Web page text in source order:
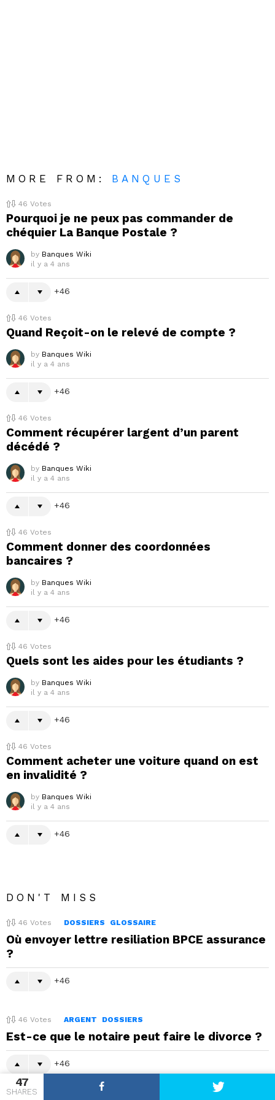
47
SHARES
MORE FROM: BANQUES
46 Votes
Pourquoi je ne peux pas commander de
chéquier La Banque Postale ?
by Banques Wiki
il y a 4 ans
46
46 Votes
Quand Reçoit-on le relevé de compte ?
by Banques Wiki
il y a 4 ans
46
46 Votes
Comment récupérer largent d’un parent
décédé ?
by Banques Wiki
il y a 4 ans
46
46 Votes
Comment donner des coordonnées
bancaires ?
by Banques Wiki
il y a 4 ans
46
46 Votes
Quels sont les aides pour les étudiants ?
by Banques Wiki
il y a 4 ans
46
46 Votes
Comment acheter une voiture quand on est
en invalidité ?
by Banques Wiki
il y a 4 ans
46
DON'T MISS
46 Votes DOSSIERS GLOSSAIRE
Où envoyer lettre resiliation BPCE assurance
?
46
46 Votes ARGENT DOSSIERS
Est-ce que le notaire peut faire le divorce ?
46